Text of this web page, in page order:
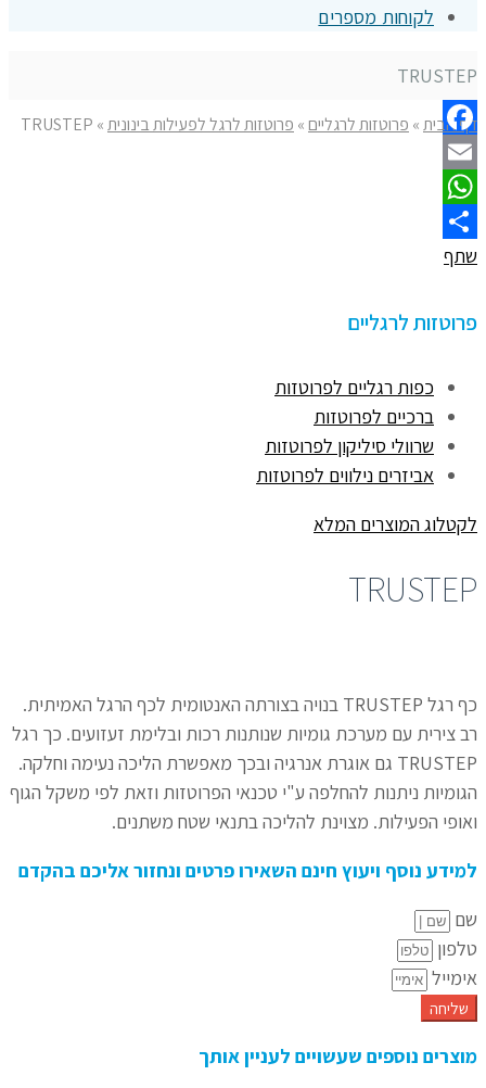
לקוחות מספרים
TRUSTEP
דף הבית» פרוטזות לרגליים» פרוטזות לרגל לפעילות בינונית»
TRUSTEP
Facebook
Email
WhatsApp
שתף
פרוטזות לרגליים
כפות רגליים לפרוטזות
ברכיים לפרוטזות
שרוולי סיליקון לפרוטזות
אביזרים נילווים לפרוטזות
לקטלוג המוצרים המלא
TRUSTEP
כף רגל TRUSTEP בנויה בצורתה האנטומית לכף הרגל האמיתית.
רב צירית עם מערכת גומיות שנותנות רכות ובלימת זעזועים. כך רגל
TRUSTEP גם אוגרת אנרגיה ובכך מאפשרת הליכה נעימה וחלקה.
הגומיות ניתנות להחלפה ע"י טכנאי הפרוטזות וזאת לפי משקל הגוף
ואופי הפעילות. מצוינת להליכה בתנאי שטח משתנים.
למידע נוסף ויעוץ חינם השאירו פרטים ונחזור אליכם בהקדם
שם
טלפון
אימייל
שליחה
מוצרים נוספים שעשויים לעניין אותך